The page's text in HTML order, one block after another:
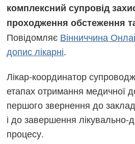
комплексний супровід
проходження обстеження
Повідомляє Вінниччина
допис лікарні.
Лікар-координатор
етапах отримання медичної
першого звернення до
і до завершення лікувально-
процесу.